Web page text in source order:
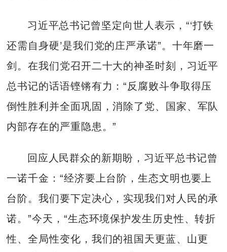
习近平总书记曾坚定向世人表示，“‘打铁
还需自身硬’是我们党的庄严承诺”。十年磨一
剑。在我们党召开二十大的神圣时刻，习近平
总书记的话语铿锵有力：“反腐败斗争取得压
倒性胜利并全面巩固，消除了党、国家、军队
内部存在的严重隐患。”
回应人民群众的新期盼，习近平总书记曾
一诺千金：“经济要上台阶，生态文明也要上
台阶。我们要下定决心，实现我们对人民的承
诺。”今天，“生态环境保护发生历史性、转折
性、全局性变化，我们的祖国天更蓝、山更